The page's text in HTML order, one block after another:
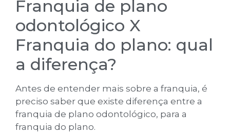
Franquia de plano
odontológico X
Franquia do plano: qual
a diferença?
Antes de entender mais sobre a franquia, é
preciso saber que existe diferença entre a
franquia de plano odontológico, para a
franquia do plano.